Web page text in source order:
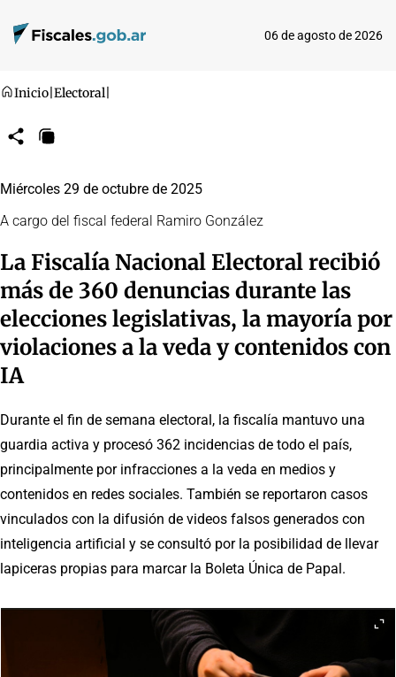
06 de agosto de 2026
Inicio Electoral
CompartirCopiar
Miércoles 29 de octubre de 2025
A cargo del fiscal federal Ramiro González
La Fiscalía Nacional Electoral recibió
más de 360 denuncias durante las
elecciones legislativas, la mayoría por
violaciones a la veda y contenidos con
IA
Durante el fin de semana electoral, la fiscalía mantuvo una
guardia activa y procesó 362 incidencias de todo el país,
principalmente por infracciones a la veda en medios y
contenidos en redes sociales. También se reportaron casos
vinculados con la difusión de videos falsos generados con
inteligencia artificial y se consultó por la posibilidad de llevar
lapiceras propias para marcar la Boleta Única de Papal.